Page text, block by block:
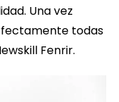
Una vez
todas
Fenrir.